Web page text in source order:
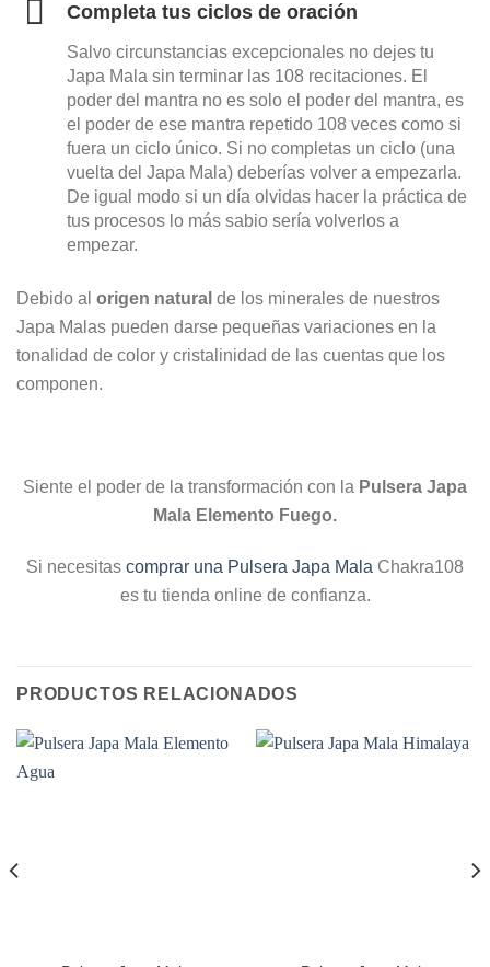
Completa tus ciclos de oración
Salvo circunstancias excepcionales no dejes tu
Japa Mala sin terminar las 108 recitaciones. El
poder del mantra no es solo el poder del mantra, es
el poder de ese mantra repetido 108 veces como si
fuera un ciclo único. Si no completas un ciclo (una
vuelta del Japa Mala) deberías volver a empezarla.
De igual modo si un día olvidas hacer la práctica de
tus procesos lo más sabio sería volverlos a
empezar.
Debido al origen natural de los minerales de nuestros
Japa Malas pueden darse pequeñas variaciones en la
tonalidad de color y cristalinidad de las cuentas que los
componen.
Siente el poder de la transformación con la Pulsera Japa
Mala Elemento Fuego.
Si necesitas comprar una Pulsera Japa Mala Chakra108
es tu tienda online de confianza.
PRODUCTOS RELACIONADOS